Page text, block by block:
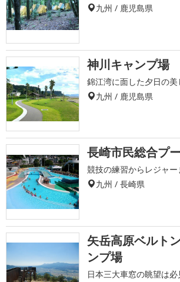
九州 / 鹿児島県
神川キャンプ場
錦江湾に面した夕日の
九州 / 鹿児島県
長崎市民総合プ
競技の練習からレジャ
九州 / 長崎県
矢岳高原ベルト
ンプ場
日本三大車窓の眺望は必